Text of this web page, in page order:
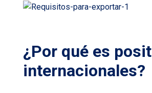
¿Por qué es
internacionales?